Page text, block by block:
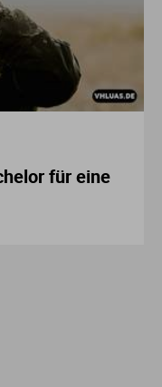
für eine